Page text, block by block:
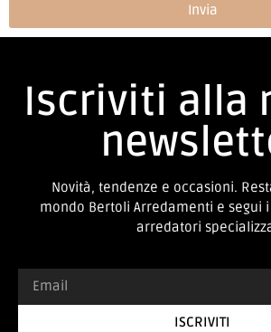
Invia
Iscriviti alla
Novità, tendenze e occasioni.
mondo Bertoli Arredamenti e segui
arredatori
ISCRIVITI